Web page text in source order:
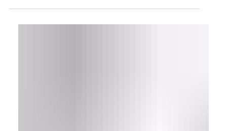
טיפולים תקופתיים - מתי עורכים אותם, אילו בדיקות
נדרשות, מדוע ומי דורש אותן. וגם: טיפולים לקראת